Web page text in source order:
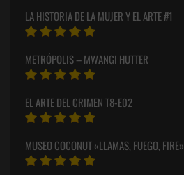
LA HISTORIA DE LA MUJER Y EL ARTE #1
METRÓPOLIS – MWANGI HUTTER
EL ARTE DEL CRIMEN T8-E02
MUSEO COCONUT «LLAMAS, FUEGO, FIRE»